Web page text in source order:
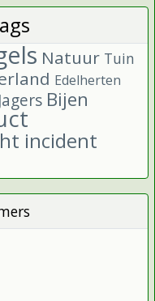
Natuur Tuin
Edelherten
Jagers Bijen
incident